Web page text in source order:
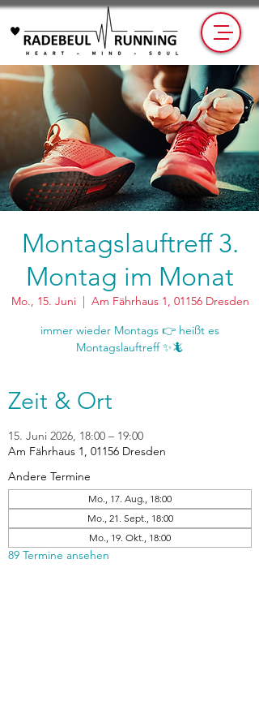
Montagslauftreff 3.
Montag im Monat
Mo., 15. Juni
  |
Am Fährhaus 1, 01156 Dresden
immer wieder Montags 👉 heißt es
Zeit & Ort
15. Juni 2026, 18:00 – 19:00
Am Fährhaus 1, 01156 Dresden
Andere Termine
Mo., 17. Aug., 18:00
Mo., 21. Sept., 18:00
Mo., 19. Okt., 18:00
89 Termine ansehen